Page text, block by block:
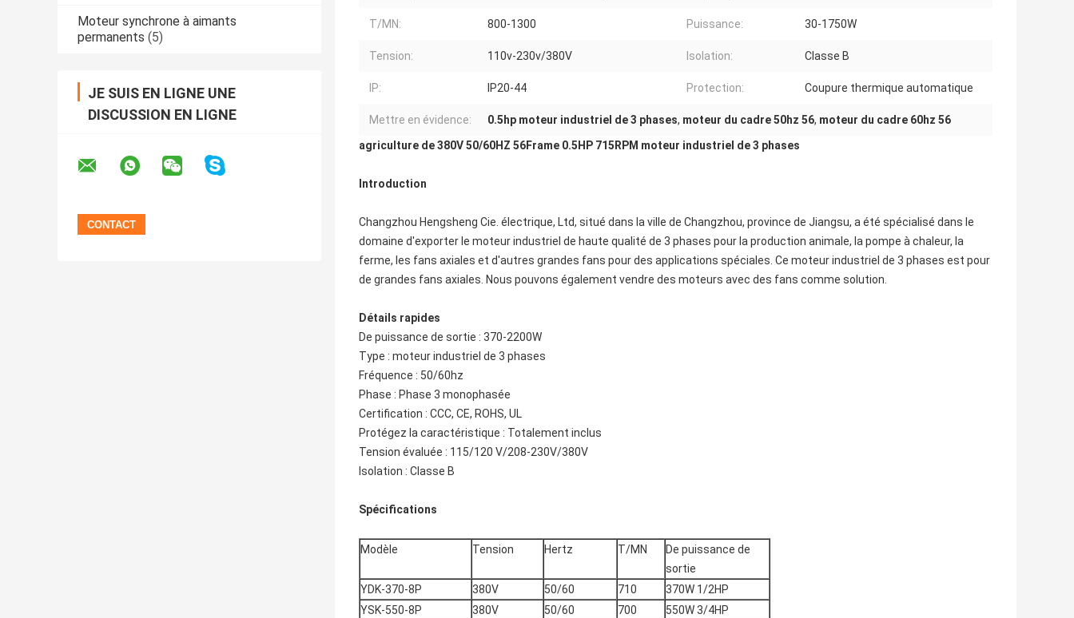
Moteur synchrone à aimants
permanents (5)
JE SUIS EN LIGNE UNE
DISCUSSION EN LIGNE
T/MN: 800-1300 Puissance: 30-1750W
Tension: 110v-230v/380V Isolation: Classe B
IP: IP20-44 Protection: Coupure thermique automatique
Mettre en évidence: 0.5hp moteur industriel de 3 phases, moteur du cadre 50hz 56, moteur du cadre 60hz 56
agriculture de 380V 50/60HZ 56Frame 0.5HP 715RPM moteur industriel de 3 phases
Introduction
Changzhou Hengsheng Cie. électrique, Ltd, situé dans la ville de Changzhou, province de Jiangsu, a été spécialisé dans le
domaine d'exporter le moteur industriel de haute qualité de 3 phases pour la production animale, la pompe à chaleur, la
ferme, les fans axiales et d'autres grandes fans pour des applications spéciales. Ce moteur industriel de 3 phases est pour
de grandes fans axiales. Nous pouvons également vendre des moteurs avec des fans comme solution.
Détails rapides
De puissance de sortie : 370-2200W
Type : moteur industriel de 3 phases
Fréquence : 50/60hz
Phase : Phase 3 monophasée
Certification : CCC, CE, ROHS, UL
Protégez la caractéristique : Totalement inclus
Tension évaluée : 115/120 V/208-230V/380V
Isolation : Classe B
Spécifications
Modèle Tension Hertz T/MN
De puissance de
sortie
YDK-370-8P
380V 50/60 710
370W 1/2HP
YSK-550-8P
380V 50/60 700
550W 3/4HP